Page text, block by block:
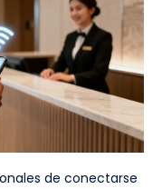
de conectarse